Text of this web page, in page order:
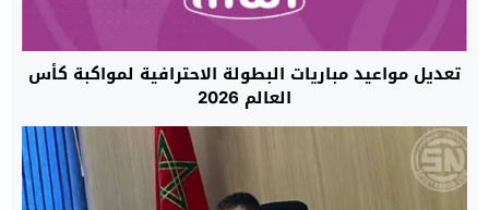
تعديل مواعيد مباريات البطولة الاحترافية لمواكبة كأس
العالم 2026